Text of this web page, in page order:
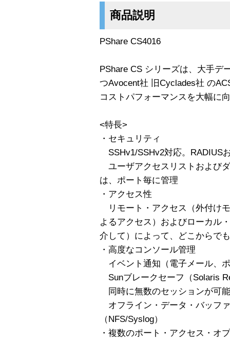
商品説明
PShare CS4016
PShare CS シリーズは、大手デ
つAvocent社 旧Cyclades社 の
コストパフォーマンスを大幅に
<特長>
・セキュリティ
SSHv1/SSHv2対応。RADIUS
ユーザアクセスリストおよび
は、ポート毎に管理
・アクセス性
リモート・アクセス（外付け
よるアクセス）およびローカル
介して）によって、どこからで
・高度なコンソール管理
イベント通知（電子メール、
Sunブレークセーフ（Solaris
同時に無数のセッションが可能
オフライン・データ・バッフ
（NFS/Syslog）
・複数のポート・アクセス・オ